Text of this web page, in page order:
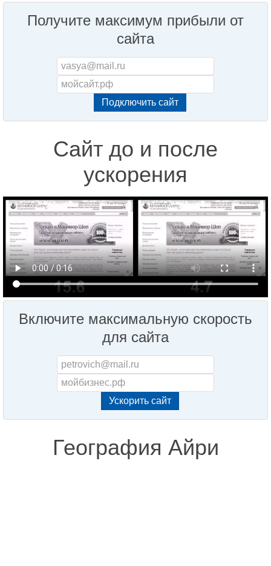
Получите максимум прибыли от
сайта
Сайт до и после
ускорения
Включите максимальную скорость
для сайта
География Айри